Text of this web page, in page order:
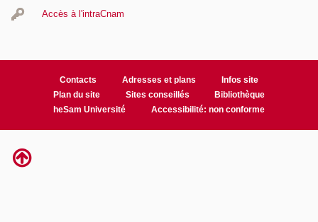
Accès à l'intraCnam
Contacts Adresses et plans
Infos site
Plan du site
Sites conseillés
Bibliothèque
heSam Université
Accessibilité: non conforme